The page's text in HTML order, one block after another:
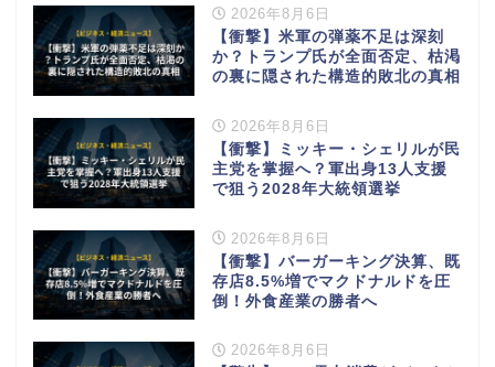
2026年8月6日
【衝撃】米軍の弾薬不足は深刻
か？トランプ氏が全面否定、枯渇
の裏に隠された構造的敗北の真相
2026年8月6日
【衝撃】ミッキー・シェリルが民
主党を掌握へ？軍出身13人支援
で狙う2028年大統領選挙
2026年8月6日
【衝撃】バーガーキング決算、既
存店8.5%増でマクドナルドを圧
倒！外食産業の勝者へ
2026年8月6日